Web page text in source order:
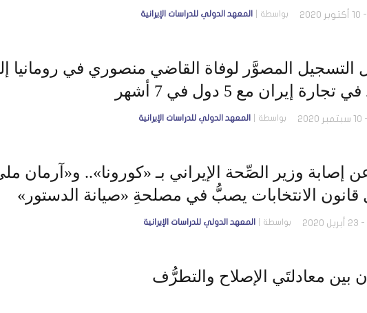
بواسطة المعهد الدولي للدراسات الإيرانية
التسجيل المصوَّر لوفاة القاضي منصوري في رومانيا
إيران مع 5 دول في 7 أشهر
بواسطة المعهد الدولي للدراسات الإيرانية
عن إصابة وزير الصِّحة الإيراني بـ «كورونا».. و«آرمان
قانون الانتخابات يصبُّ في مصلحةِ «صيانة الدستور»
بواسطة المعهد الدولي للدراسات الإيرانية
بين معادلتَي الإصلاح والتطرُّف